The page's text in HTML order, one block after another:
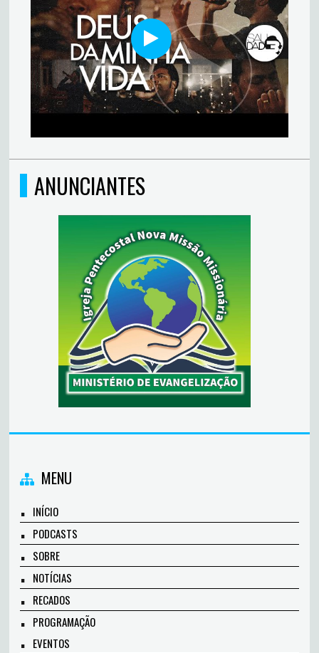
ANUNCIANTES
MENU
INÍCIO
PODCASTS
SOBRE
NOTÍCIAS
RECADOS
PROGRAMAÇÃO
EVENTOS